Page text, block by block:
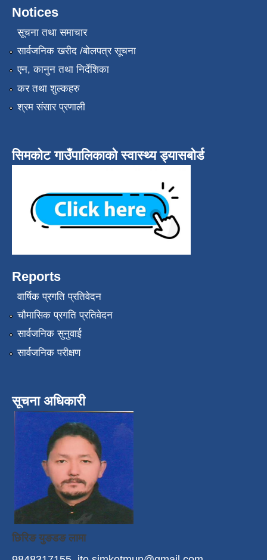
Notices
सूचना तथा समाचार
सार्वजनिक खरीद /बोलपत्र सूचना
एन, कानुन तथा निर्देशिका
कर तथा शुल्कहरु
श्रम संसार प्रणाली
सिमकोट गाउँपालिकाको स्वास्थ्य ड्यासबोर्ड
Reports
वार्षिक प्रगति प्रतिवेदन
चौमासिक प्रगति प्रतिवेदन
सार्वजनिक सुनुवाई
सार्वजनिक परीक्षण
सूचना अधिकारी
छिरिङ युङडङ लामा